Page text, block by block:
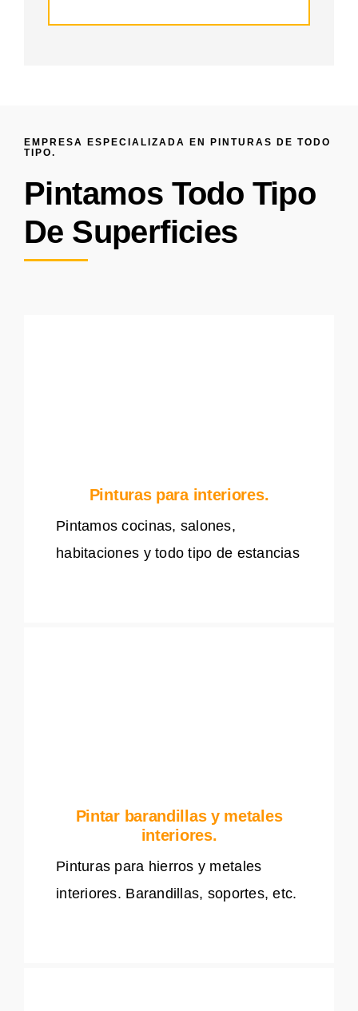
EMPRESA ESPECIALIZADA EN PINTURAS DE TODO
TIPO.
Pintamos Todo Tipo
De Superficies
Pinturas para interiores.
Pintamos cocinas, salones,
habitaciones y todo tipo de estancias
Pintar barandillas y metales
interiores.
Pinturas para hierros y metales
interiores. Barandillas, soportes, etc.